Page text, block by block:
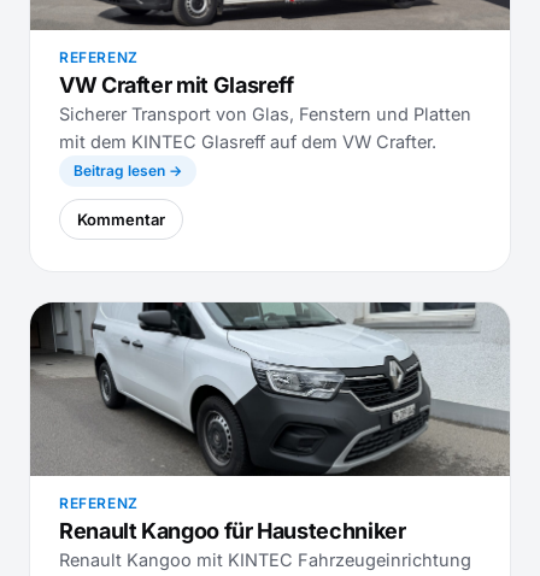
REFERENZ
VW Crafter mit Glasreff
Sicherer Transport von Glas, Fenstern und Platten
mit dem KINTEC Glasreff auf dem VW Crafter.
Beitrag lesen →
Kommentar
REFERENZ
Renault Kangoo für Haustechniker
Renault Kangoo mit KINTEC Fahrzeugeinrichtung